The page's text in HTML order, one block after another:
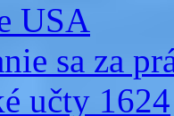
USA
sa za
učty 1624